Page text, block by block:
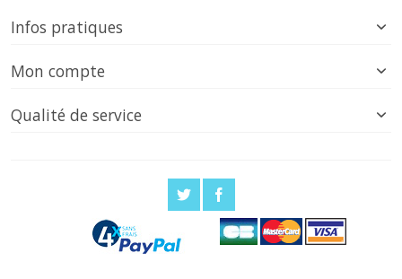
Infos pratiques
Mon compte
Qualité de service